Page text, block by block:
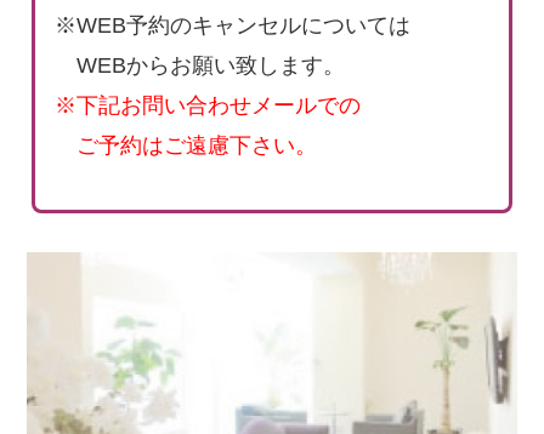
※WEB予約のキャンセルについては
WEBからお願い致します。
※下記お問い合わせメールでの
ご予約はご遠慮下さい。